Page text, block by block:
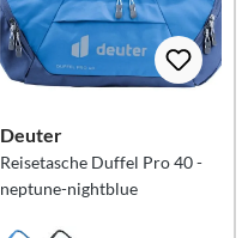
Deuter
Reisetasche Duffel Pro 40 -
neptune-nightblue